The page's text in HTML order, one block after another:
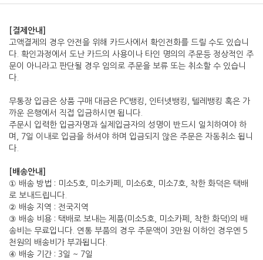
[결제안내]
고액결제의 경우 안전을 위해 카드사에서 확인전화를 드릴 수도 있습니
다. 확인과정에서 도난 카드의 사용이나 타인 명의의 주문등 정상적인 주
문이 아니라고 판단될 경우 임의로 주문을 보류 또는 취소할 수 있습니
다.
무통장 입금은 상품 구매 대금은 PC뱅킹, 인터넷뱅킹, 텔레뱅킹 혹은 가
까운 은행에서 직접 입금하시면 됩니다.
주문시 입력한 입금자명과 실제입금자의 성명이 반드시 일치하여야 하
며, 7일 이내로 입금을 하셔야 하며 입금되지 않은 주문은 자동취소 됩니
다.
[배송안내]
① 배송 방법 : 미소5호, 미소카페, 미소6호, 미소7호, 착한 화덕은 택배
로 보내드립니다.
② 배송 지역 : 전국지역
③ 배송 비용 : 택배로 보내는 제품(미소5호, 미소카페, 착한 화덕)의 배
송비는 무료입니다. 연통 부품의 경우 주문액이 3만원 이하인 경우엔 5
천원의 배송비가 부과됩니다.
④ 배송 기간 : 3일 ~ 7일